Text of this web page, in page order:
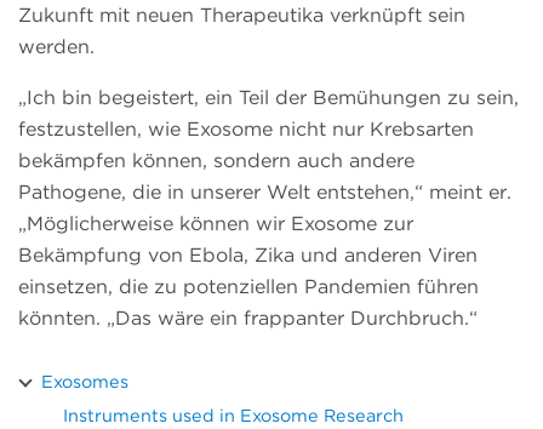
Zukunft mit neuen Therapeutika verknüpft sein
werden.
„Ich bin begeistert, ein Teil der Bemühungen zu sein,
festzustellen, wie Exosome nicht nur Krebsarten
bekämpfen können, sondern auch andere
Pathogene, die in unserer Welt entstehen,“ meint er.
„Möglicherweise können wir Exosome zur
Bekämpfung von Ebola, Zika und anderen Viren
einsetzen, die zu potenziellen Pandemien führen
könnten. „Das wäre ein frappanter Durchbruch.“
Exosomes
Instruments used in Exosome Research